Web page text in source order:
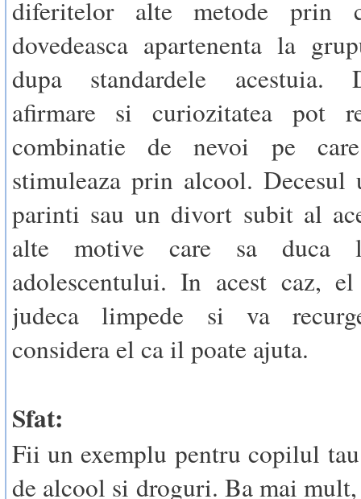
diferitelor alte metode prin
dovedeasca apartenenta la
dupa standardele acestuia.
afirmare si curiozitatea pot
combinatie de nevoi pe
stimuleaza prin alcool. Decesul
parinti sau un divort subit al
alte motive care sa duca
adolescentului. In acest caz,
judeca limpede si va
considera el ca il poate ajuta.
Sfat:
Fii un exemplu pentru copilul
de alcool si droguri. Ba mai